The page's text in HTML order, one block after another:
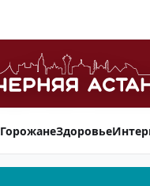
ГорожанеЗдоровье